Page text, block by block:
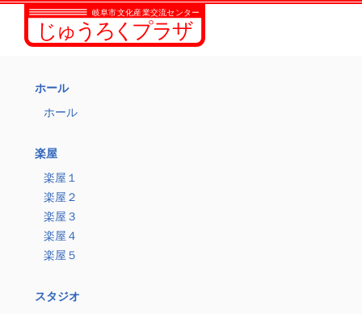
ホール
ホール
楽屋
楽屋１
楽屋２
楽屋３
楽屋４
楽屋５
スタジオ